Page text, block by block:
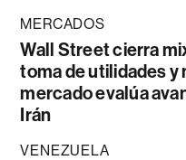
MERCADOS
Wall Street cierra
toma de utilidades y
mercado evalúa
Irán
VENEZUELA